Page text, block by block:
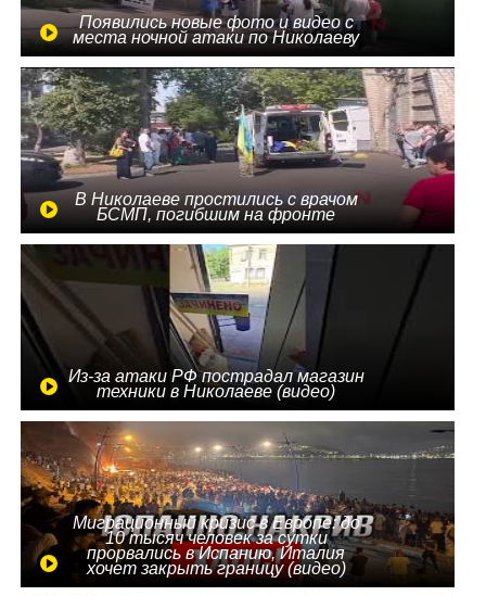
Появились новые фото и видео с
места ночной атаки по Николаеву
В Николаеве простились с врачом
БСМП, погибшим на фронте
Из-за атаки РФ пострадал магазин
техники в Николаеве (видео)
Миграционный кризис в Европе: до
10 тысяч человек за сутки
прорвались в Испанию, Италия
хочет закрыть границу (видео)